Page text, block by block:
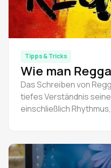
Tipps & Tricks
Wie man
Das Schreiben von
tiefes Verständnis
einschließlich